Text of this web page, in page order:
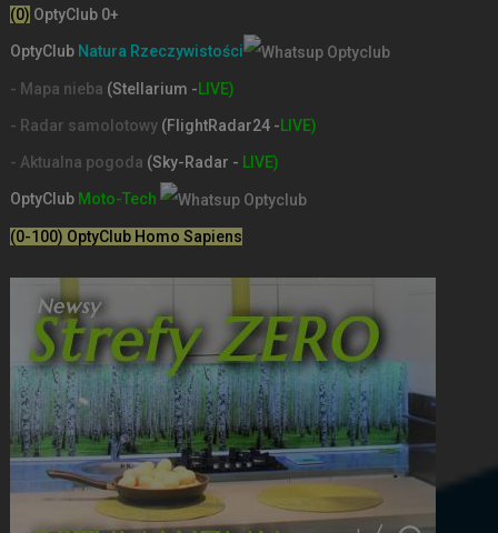
(0) OptyClub 0+
OptyClub Natura Rzeczywistości
- Mapa nieba (Stellarium -LIVE)
- Radar samolotowy (FlightRadar24 -LIVE)
- Aktualna pogoda (Sky-Radar - LIVE)
OptyClub Moto-Tech
(0-100) OptyClub Homo Sapiens